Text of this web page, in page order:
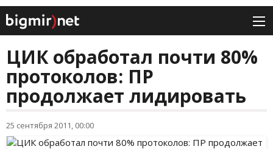
ЦИК обработал почти 80%
протоколов: ПР
продолжает лидировать
25 сентября 2011, 00:00